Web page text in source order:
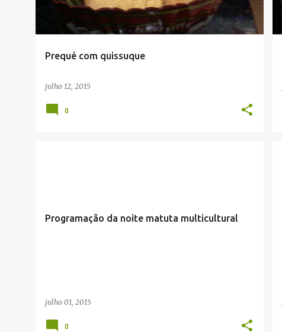
Prequé com quissuque
julho 12, 2015
0
Programação da noite matuta multicultural
julho 01, 2015
0